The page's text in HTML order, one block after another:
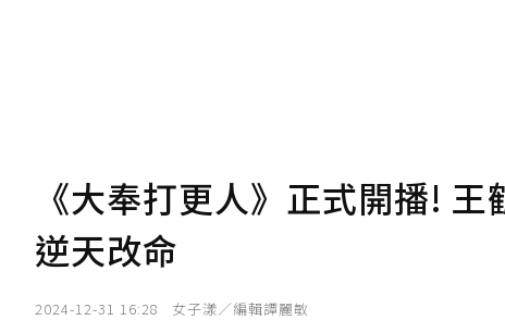
《大奉打更人》正式開播!
逆天改命
2024-12-31 16:28 女子漾／編輯譚麗敏